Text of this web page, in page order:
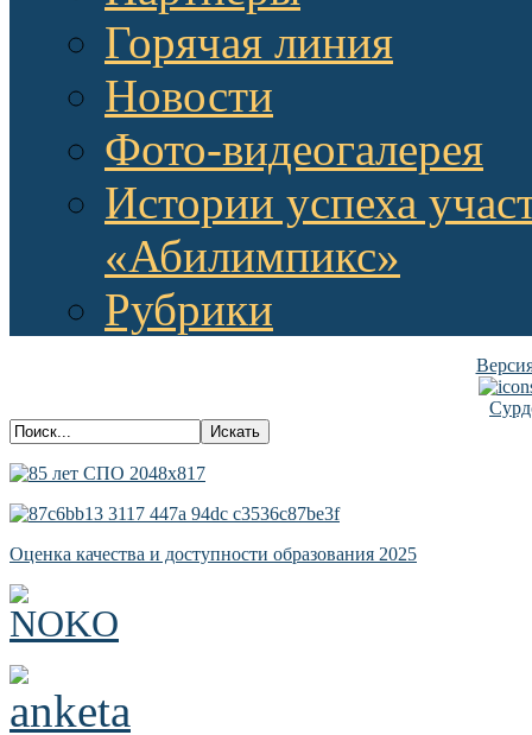
Горячая линия
Новости
Фото-видеогалерея
Истории успеха
«Абилимпикс»
Рубрики
Оценка качества и доступности образования 2025